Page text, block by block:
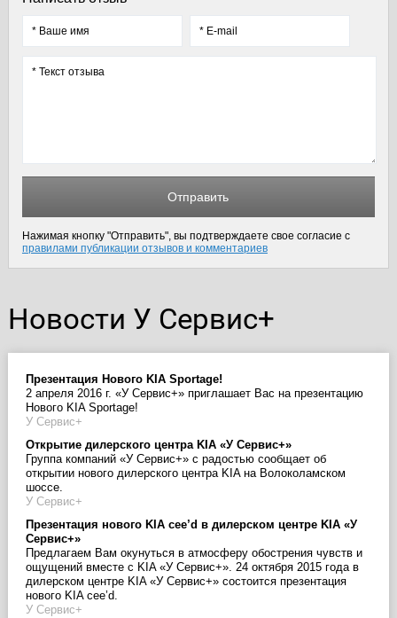
Отправить
Нажимая кнопку "Отправить", вы подтверждаете свое согласие с
правилами публикации отзывов и комментариев
Новости У Сервис+
Презентация Нового KIA Sportage!
2 апреля 2016 г. «У Сервис+» приглашает Вас на презентацию
Нового KIA Sportage!
У Сервис+
Открытие дилерского центра KIA «У Сервис+»
Группа компаний «У Сервис+» с радостью сообщает об
открытии нового дилерского центра KIA на Волоколамском
шоссе.
У Сервис+
Презентация нового KIA cee’d в дилерском центре KIA «У
Сервис+»
Предлагаем Вам окунуться в атмосферу обострения чувств и
ощущений вместе с KIA «У Сервис+». 24 октября 2015 года в
дилерском центре KIA «У Сервис+» состоится презентация
нового KIA cee’d.
У Сервис+